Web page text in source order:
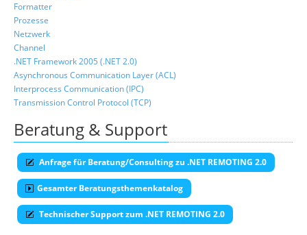
Formatter
Prozesse
Netzwerk
Channel
.NET Framework 2005 (.NET 2.0)
Asynchronous Communication Layer (ACL)
Interprocess Communication (IPC)
Transmission Control Protocol (TCP)
Beratung & Support
Anfrage für Beratung/Consulting zu .NET REMOTING 2.0
Gesamter Beratungsthemenkatalog
Technischer Support zum .NET REMOTING 2.0